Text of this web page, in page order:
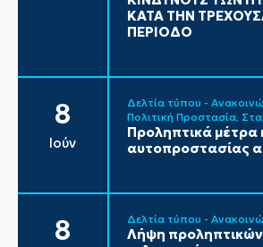
ΚΑΤΑ ΤΗΝ
ΠΕΡΙΟΔΟ
8
Ιούν
Δελτία τύπου -
Πολιτική Προστασία
Προληπτικά μέτρα
αυτοπροστασίας
8 Δελτία τύπου -
Λήψη